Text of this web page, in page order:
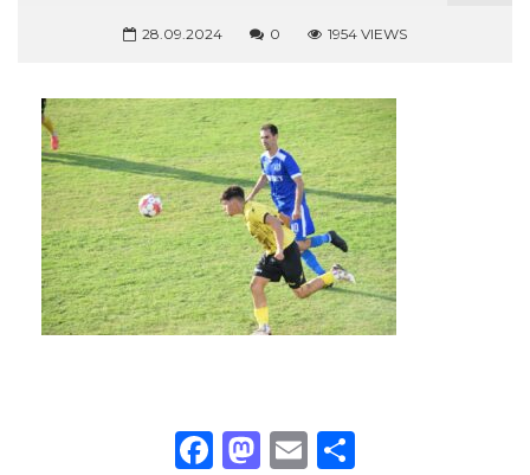
28.09.2024 0 1954 VIEWS
Facebook
Mastodon
Email